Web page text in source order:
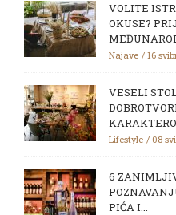
VOLITE
OKUSE?
Najave 16
VESELI
Lifestyle 08
6
PIĆA I...